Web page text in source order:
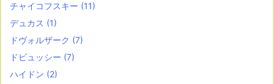
チャイコフスキー (11)
デュカス (1)
ドヴォルザーク (7)
ドビュッシー (7)
ハイドン (2)